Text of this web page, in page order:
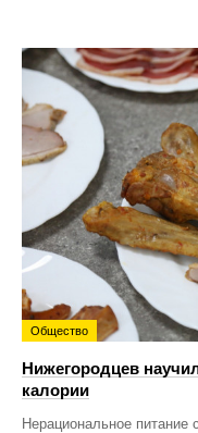
Общество
Нижегородцев
калории
Нерациональное питание